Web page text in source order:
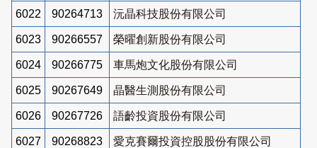
6022 90264713 沅晶科技股份有限公司
6023 90266557 榮曜創新股份有限公司
6024 90266775 車馬炮文化股份有限公司
6025 90267649 晶醫生測股份有限公司
6026 90267726 語齡投資股份有限公司
6027 90268823 愛克賽爾投資控股股份有限公司